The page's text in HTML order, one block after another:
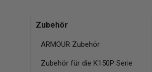
Zubehör
ARMOUR Zubehör
Zubehör für die K150P Serie